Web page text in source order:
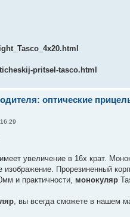
pritsel-tasco.html
оптические
увеличение в 16х крат.
изображение. Прорезиненный
и практичности, монокуляр
, вы всегда сможете в нашем